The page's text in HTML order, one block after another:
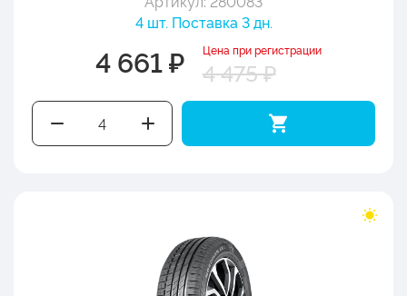
4 шт. Поставка 3 дн.
4 661 ₽ Цена при регистрации
4 475 ₽